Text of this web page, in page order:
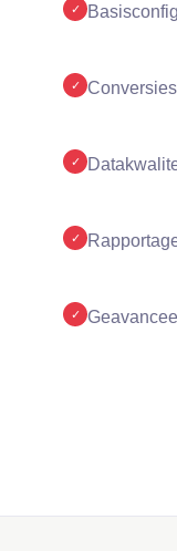
✓
✓
✓
✓
✓